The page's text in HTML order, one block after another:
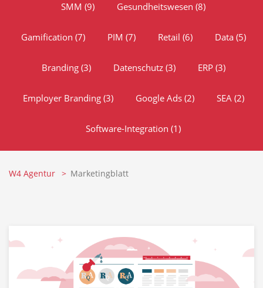
SMM (9) Gesundheitswesen (8)
Gamification (7) PIM (7) Retail (6) Data (5)
Branding (3) Datenschutz (3) ERP (3)
Employer Branding (3) Google Ads (2) SEA (2)
Software-Integration (1)
W4 Agentur Marketingblatt